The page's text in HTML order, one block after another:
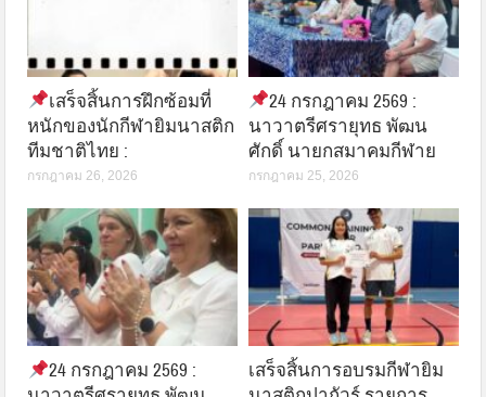
เสร็จสิ้นการฝึกซ้อมที่
หนักของนักกีฬายิมนาสติก
ทีมชาติไทย :
กรกฎาคม 26, 2026
24 กรกฎาคม 2569 :
นาวาตรีศรายุทธ พัฒน
ศักดิ์ นายกสมาคมกีฬาย
กรกฎาคม 25, 2026
24 กรกฎาคม 2569 :
เสร็จสิ้นการอบรมกีฬายิม